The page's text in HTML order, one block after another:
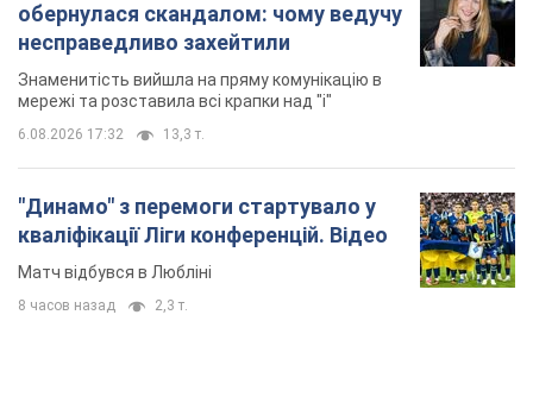
обернулася скандалом: чому ведучу
несправедливо захейтили
Знаменитість вийшла на пряму комунікацію в
мережі та розставила всі крапки над "і"
6.08.2026 17:32 13,3 т.
"Динамо" з перемоги стартувало у
кваліфікації Ліги конференцій. Відео
Матч відбувся в Любліні
8 часов назад 2,3 т.